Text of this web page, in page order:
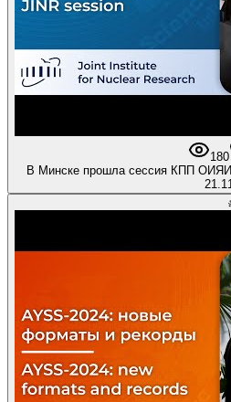
180
В Минске прошла сессия КПП